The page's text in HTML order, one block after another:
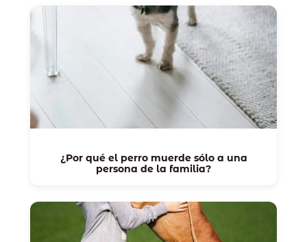
¿Por qué el perro muerde sólo a una
persona de la familia?